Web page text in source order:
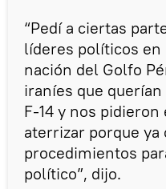
“Pedí a ciertas
líderes políticos en
nación del Golfo
iraníes que
F-14 y nos
aterrizar porque
procedimientos
político”, dijo.